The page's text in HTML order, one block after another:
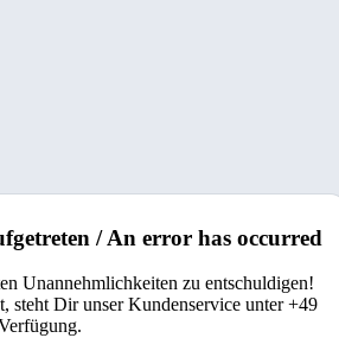
/ An error has occurred
Unannehmlichkeiten zu entschuldigen!
steht Dir unser Kundenservice unter +49